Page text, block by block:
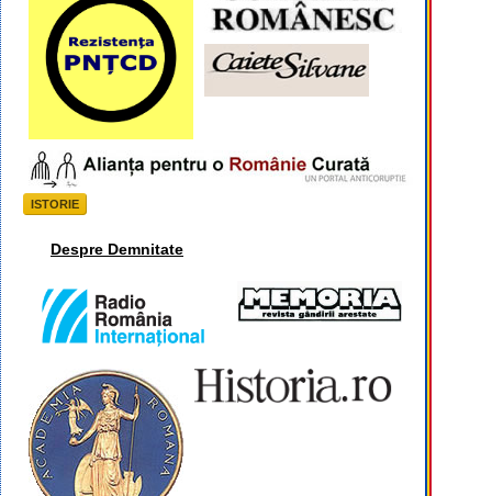
ISTORIE
Despre Demnitate